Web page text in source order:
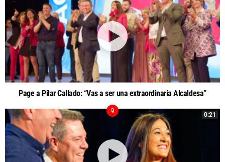
Page a Pilar Callado: “Vas a ser una extraordinaria Alcaldesa”
0:21